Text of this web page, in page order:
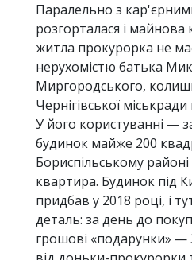
Паралельно з
розгорталася і майнова
житла прокурорка не
нерухомістю батька
Миргородського,
Чернігівської
У його користуванні —
будинок майже 200
Бориспільському районі
квартира. Будинок під
придбав у 2018 році, і
деталь: за день до
грошові «подарунки» —